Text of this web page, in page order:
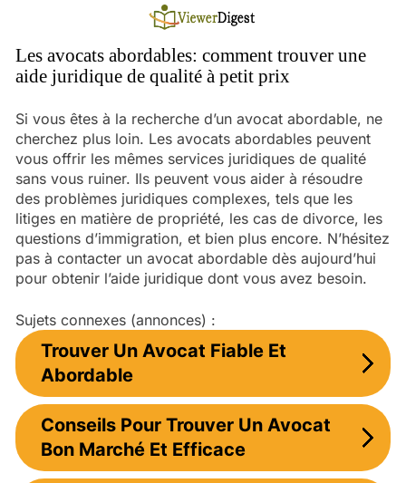
content
Les avocats abordables: comment trouver une
aide juridique de qualité à petit prix
Si vous êtes à la recherche d’un avocat abordable, ne
cherchez plus loin. Les avocats abordables peuvent
vous offrir les mêmes services juridiques de qualité
sans vous ruiner. Ils peuvent vous aider à résoudre
des problèmes juridiques complexes, tels que les
litiges en matière de propriété, les cas de divorce, les
questions d’immigration, et bien plus encore. N’hésitez
pas à contacter un avocat abordable dès aujourd’hui
pour obtenir l’aide juridique dont vous avez besoin.
Sujets connexes (annonces) :
Trouver Un Avocat Fiable Et
Abordable
Conseils Pour Trouver Un Avocat
Bon Marché Et Efficace